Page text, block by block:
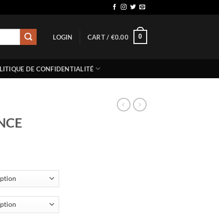
LOGIN CART / €0.00 0
DE CONFIDENTIALITÉ